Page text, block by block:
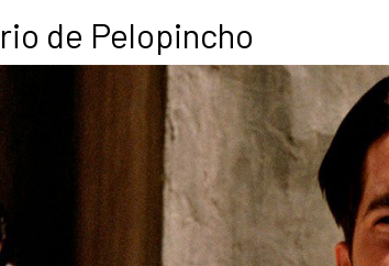
de Pelopincho